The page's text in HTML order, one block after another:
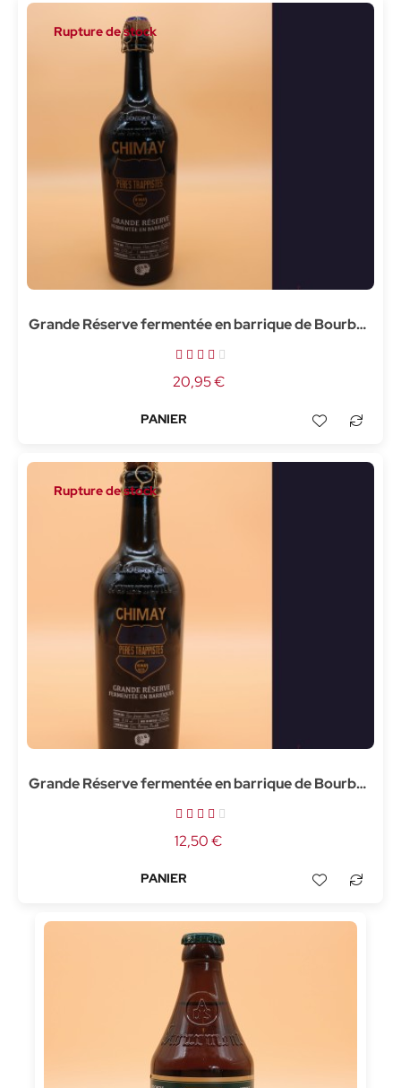
Rupture de stock
Grande Réserve fermentée en barrique de Bourbon
- 75cl
20,95 €
Rupture de stock
Grande Réserve fermentée en barrique de Bourbon
- 37,5cl
12,50 €